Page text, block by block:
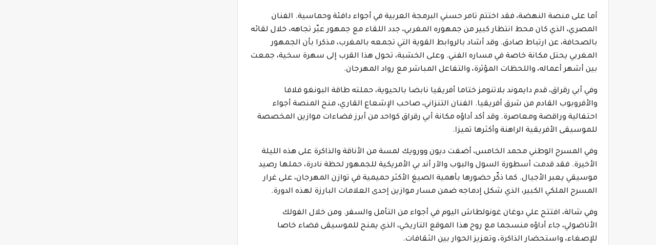
أما على منصة النهضة، فقد اختتم تامر حسني البرمجة العربية في أجواء دافئة وحماسية. الفنان
المصري، الذي كان محط انتظار كبير من جمهوره المغربي، جدد اللقاء مع جمهور عبّر تجاهه، خلال لقائه
بالصحافة، عن ارتباط صادق. وقد أشاد بالروابط القوية التي تجمعه بالمغرب، مذكرا بأن الجمهور
المغربي يحتل مكانة خاصة في مساره الفني. وعلى الخشبة، تحول هذا القرب إلى سهرة سخية، جمعت
بين أشهر أعماله، واللحظات المؤثرة، والتفاعل المباشر مع رواد المهرجان.
وفي أبي رقراق، قدم دايموند بلاتنومز ختاما أفريقيا نابضا بالحيوية، حملته طاقة البونغو فلافا
والأفروبوب القادم من شرق أفريقيا. الفنان التنزاني، صاحب الإشعاع القاري، منح المنصة أجواء
احتفالية وراقصة ومعاصرة. وقد أكد أداؤه مكانة أبي رقراق كواحد من أبرز فضاءات موازين المخصصة
للموسيقى الأفريقية الراهنة وأكثرها تميزا.
وفي المسرح الوطني محمد الخامس، أضفت ديون وورويك لمسة من الأناقة والذاكرة على هذه الليلة
الأخيرة. فقد قدمت أسطورة السول والبوب والآر أند بي الأمريكية للجمهور لحظة نادرة، حملها رصيد
موسيقي يعبر الأجيال. كما ذكّر حضورها بأهمية الصيغ الأكثر حميمية في توازن المهرجان، على غرار
المسرح الملكي الكبير، الذي شكل إدماجه ضمن مسار موازين إحدى العلامات البارزة لهذه الدورة.
وفي شالة، افتتح علي دوغان غونولطاش اليوم في أجواء من التأمل والسفر. ومن خلال الفولك
الأناضولي، جاء أداؤه منسجما مع روح هذا الموقع التاريخي، الذي يمنح للموسيقى فضاء خاصا
للإصغاء، واستحضار الذاكرة، وتعزيز الحوار بين الثقافات.